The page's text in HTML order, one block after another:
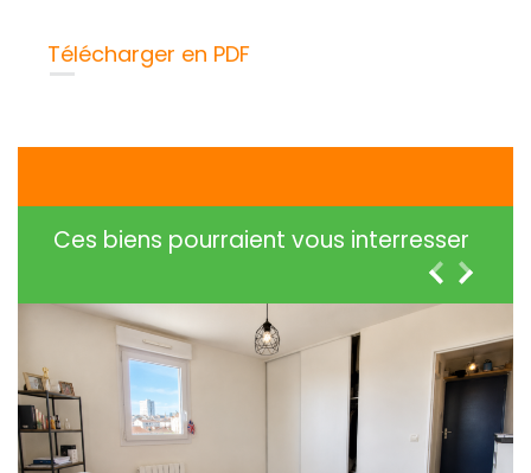
Télécharger en PDF
Ces biens pourraient vous interresser